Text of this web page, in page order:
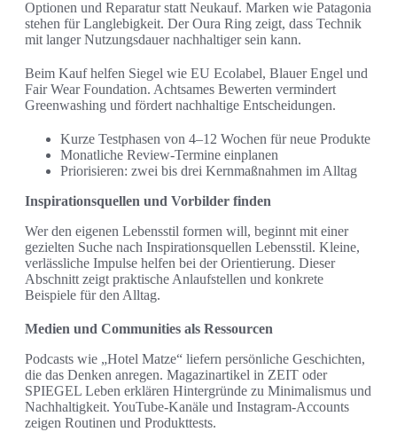
Optionen und Reparatur statt Neukauf. Marken wie Patagonia
stehen für Langlebigkeit. Der Oura Ring zeigt, dass Technik
mit langer Nutzungsdauer nachhaltiger sein kann.
Beim Kauf helfen Siegel wie EU Ecolabel, Blauer Engel und
Fair Wear Foundation. Achtsames Bewerten vermindert
Greenwashing und fördert nachhaltige Entscheidungen.
Kurze Testphasen von 4–12 Wochen für neue Produkte
Monatliche Review-Termine einplanen
Priorisieren: zwei bis drei Kernmaßnahmen im Alltag
Inspirationsquellen und Vorbilder finden
Wer den eigenen Lebensstil formen will, beginnt mit einer
gezielten Suche nach Inspirationsquellen Lebensstil. Kleine,
verlässliche Impulse helfen bei der Orientierung. Dieser
Abschnitt zeigt praktische Anlaufstellen und konkrete
Beispiele für den Alltag.
Medien und Communities als Ressourcen
Podcasts wie „Hotel Matze“ liefern persönliche Geschichten,
die das Denken anregen. Magazinartikel in ZEIT oder
SPIEGEL Leben erklären Hintergründe zu Minimalismus und
Nachhaltigkeit. YouTube-Kanäle und Instagram-Accounts
zeigen Routinen und Produkttests.